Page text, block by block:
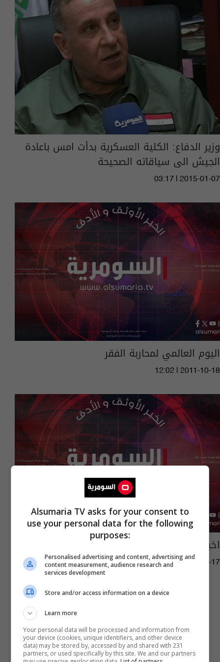
وزير الدفاع: الكلية العسكرية بدأت امس باعادة
الجيش الى سياقاته الصحيحة
03:17 | 2015-01-07
اليوم العالمي لمحاربة الفقر
12:02 | 2011-10-18
اخبار متفرقة من العراق
16:48 | 2011-10-17
Alsumaria TV asks for your consent to
use your personal data for the following
purposes:
Personalised advertising and content, advertising and
content measurement, audience research and
services development
Store and/or access information on a device
Learn more
Your personal data will be processed and information from
your device (cookies, unique identifiers, and other device
data) may be stored by, accessed by and shared with 231
partners, or used specifically by this site. We and our partners